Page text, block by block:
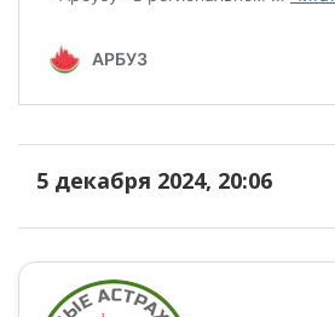
5 декабря 2024, 20:06